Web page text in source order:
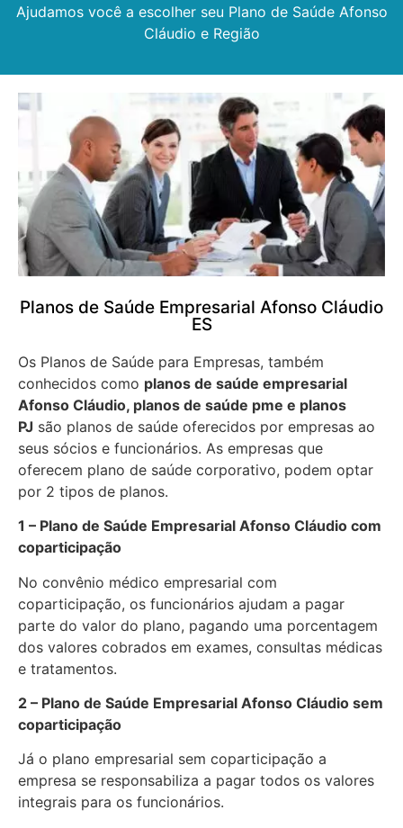
Ajudamos você a escolher seu Plano de Saúde Afonso
Cláudio e Região
Planos de Saúde Empresarial Afonso Cláudio
ES
Os Planos de Saúde para Empresas, também
conhecidos como planos de saúde empresarial
Afonso Cláudio, planos de saúde pme e planos
PJ são planos de saúde oferecidos por empresas ao
seus sócios e funcionários. As empresas que
oferecem plano de saúde corporativo, podem optar
por 2 tipos de planos.
1 – Plano de Saúde Empresarial Afonso Cláudio com
coparticipação
No convênio médico empresarial com
coparticipação, os funcionários ajudam a pagar
parte do valor do plano, pagando uma porcentagem
dos valores cobrados em exames, consultas médicas
e tratamentos.
2 – Plano de Saúde Empresarial Afonso Cláudio sem
coparticipação
Já o plano empresarial sem coparticipação a
empresa se responsabiliza a pagar todos os valores
integrais para os funcionários.